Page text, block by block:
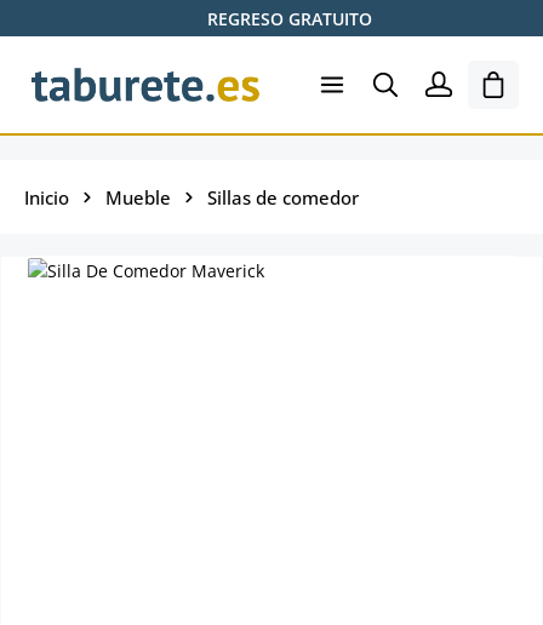
Saltar al contenido principalREGRESO GRATUITO
El
Inicio Mueble Sillas de comedor